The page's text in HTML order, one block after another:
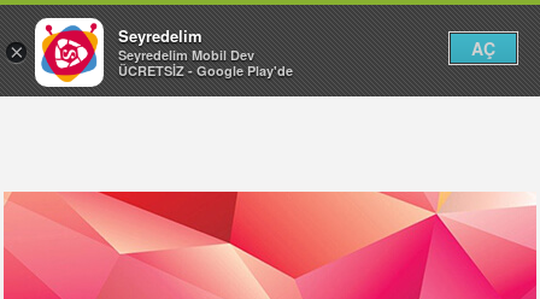
×
Seyredelim
Seyredelim Mobil Dev
ÜCRETSİZ - Google Play'de
AÇ